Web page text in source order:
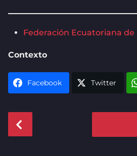
Federación Ecuatoriana de
Contexto
Facebook Twitter
o